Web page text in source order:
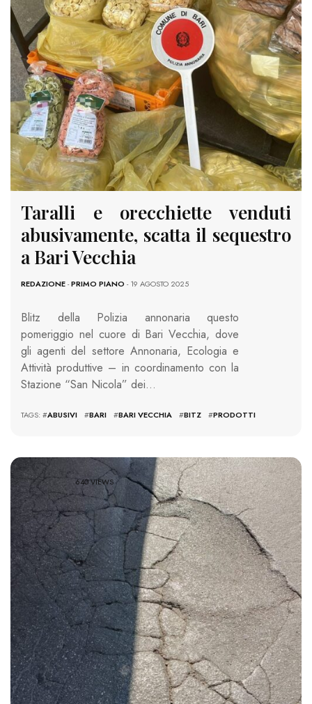
Taralli e orecchiette venduti
abusivamente, scatta il sequestro
a Bari Vecchia
REDAZIONE-PRIMO PIANO - 19 AGOSTO 2025
Blitz della Polizia annonaria questo
pomeriggio nel cuore di Bari Vecchia, dove
gli agenti del settore Annonaria, Ecologia e
Attività produttive – in coordinamento con la
Stazione “San Nicola” dei…
TAGS: #ABUSIVI #BARI #BARI VECCHIA #BITZ #PRODOTTI
640 VIEWS